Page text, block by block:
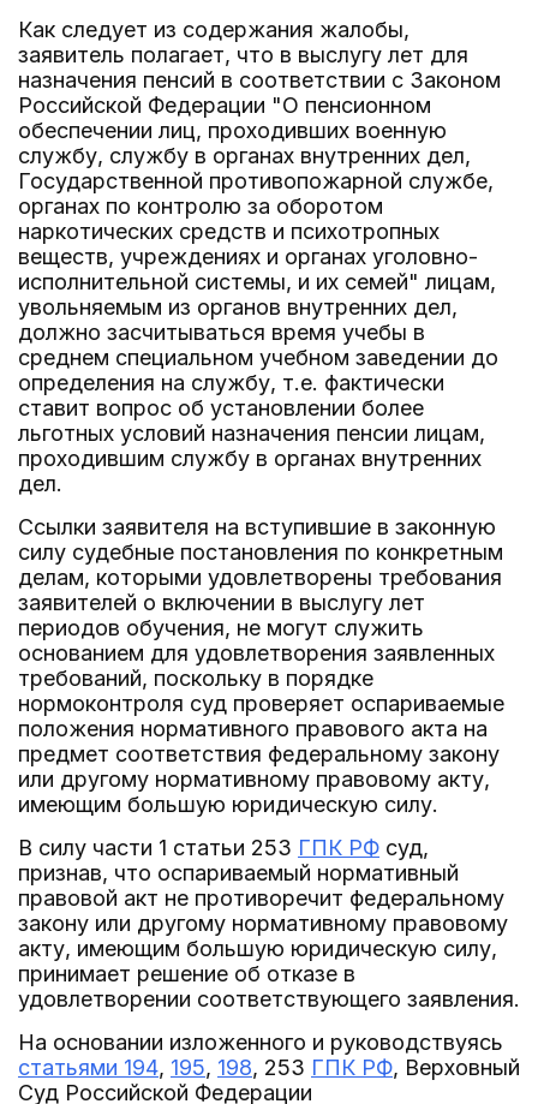
Как следует из содержания жалобы,
заявитель полагает, что в выслугу лет для
назначения пенсий в соответствии с Законом
Российской Федерации "О пенсионном
обеспечении лиц, проходивших военную
службу, службу в органах внутренних дел,
Государственной противопожарной службе,
органах по контролю за оборотом
наркотических средств и психотропных
веществ, учреждениях и органах уголовно-
исполнительной системы, и их семей" лицам,
увольняемым из органов внутренних дел,
должно засчитываться время учебы в
среднем специальном учебном заведении до
определения на службу, т.е. фактически
ставит вопрос об установлении более
льготных условий назначения пенсии лицам,
проходившим службу в органах внутренних
дел.
Ссылки заявителя на вступившие в законную
силу судебные постановления по конкретным
делам, которыми удовлетворены требования
заявителей о включении в выслугу лет
периодов обучения, не могут служить
основанием для удовлетворения заявленных
требований, поскольку в порядке
нормоконтроля суд проверяет оспариваемые
положения нормативного правового акта на
предмет соответствия федеральному закону
или другому нормативному правовому акту,
имеющим большую юридическую силу.
В силу части 1 статьи 253 ГПК РФ суд,
признав, что оспариваемый нормативный
правовой акт не противоречит федеральному
закону или другому нормативному правовому
акту, имеющим большую юридическую силу,
принимает решение об отказе в
удовлетворении соответствующего заявления.
На основании изложенного и руководствуясь
статьями 194, 195, 198, 253 ГПК РФ, Верховный
Суд Российской Федерации